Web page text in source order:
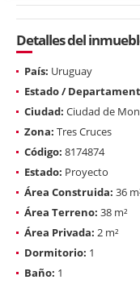
Detalles del
País: Uruguay
Estado /
Ciudad: Ciudad de
Zona: Tres Cruces
Código: 8174874
Estado: Proyecto
Área Construida: 36
Área Terreno: 38 m²
Área Privada: 2 m²
Dormitorio: 1
Baño: 1